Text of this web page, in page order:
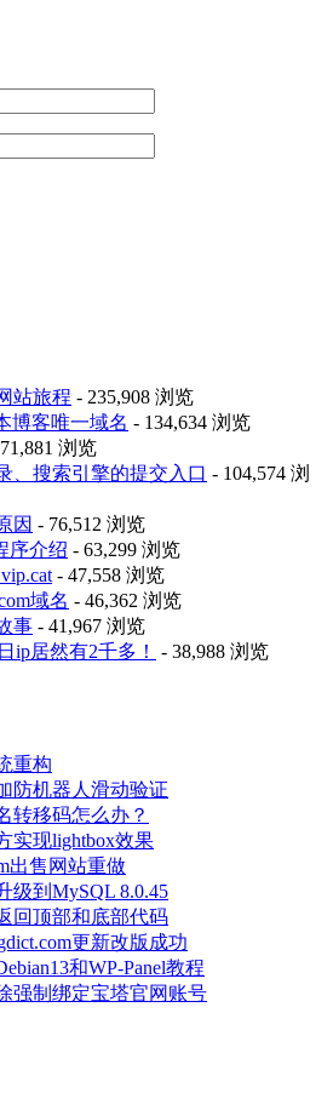
站旅程 - 235,908 浏览
博客唯一域名 - 134,634 浏览
浏览
、搜索引擎的提交入口 - 104,574 浏
因 - 76,512 浏览
序介绍 - 63,299 浏览
- 47,558 浏览
域名 - 46,362 浏览
事 - 41,967 浏览
ip居然有2千多！
- 38,988 浏览
重构
防机器人滑动验证
转移码怎么办？
实现lightbox效果
出售网站重做
级到MySQL 8.0.45
回顶部和底部代码
更新改版成功
和WP-Panel教程
强制绑定宝塔官网账号